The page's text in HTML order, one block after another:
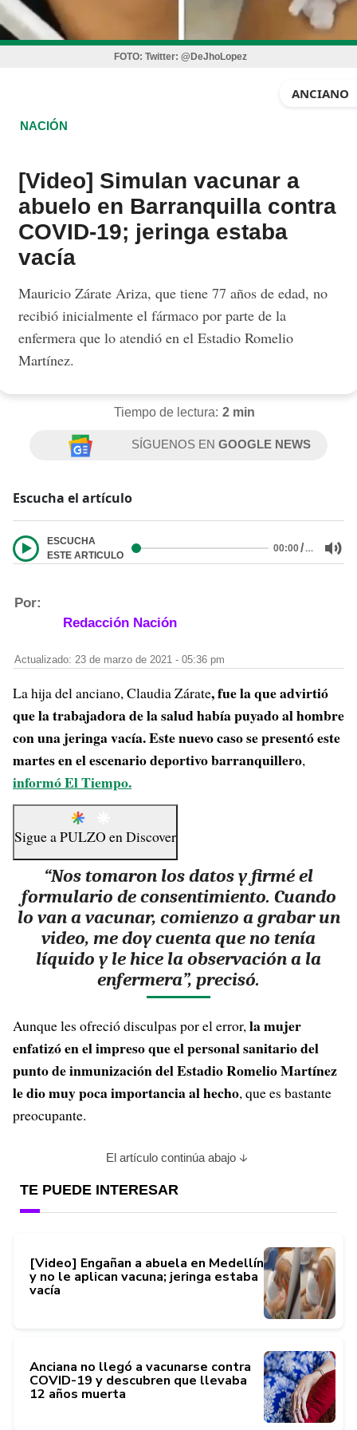
FOTO: Twitter: @DeJhoLopez
ANCIANO
NACIÓN
[Video] Simulan vacunar a
abuelo en Barranquilla contra
COVID-19; jeringa estaba
vacía
Mauricio Zárate Ariza, que tiene 77 años de edad, no
recibió inicialmente el fármaco por parte de la
enfermera que lo atendió en el Estadio Romelio
Martínez.
Tiempo de lectura: 2 min
SÍGUENOS ENGOOGLE NEWS
Escucha el artículo
ESCUCHA
ESTE ARTICULO
00:00/…
Por:
Redacción Nación
Actualizado: 23 de marzo de 2021 - 05:36 pm
La hija del anciano, Claudia Zárate, fue la que advirtió
que la trabajadora de la salud había puyado al hombre
con una jeringa vacía. Este nuevo caso se presentó este
martes en el escenario deportivo barranquillero,
informó El Tiempo.
Sigue aPULZO enDiscover
“Nos tomaron los datos y firmé el
formulario de consentimiento. Cuando
lo van a vacunar, comienzo a grabar un
video, me doy cuenta que no tenía
líquido y le hice la observación a la
enfermera”, precisó.
Aunque les ofreció disculpas por el error,la mujer
enfatizó en el impreso que el personal sanitario del
punto de inmunización del Estadio Romelio Martínez
le dio muy poca importancia al hecho, que es bastante
preocupante.
El artículo continúa abajo
TE PUEDE INTERESAR
[Video] Engañan a abuela en Medellín
y no le aplican vacuna; jeringa estaba
vacía
Anciana no llegó a vacunarse contra
COVID-19 y descubren que llevaba
12 años muerta